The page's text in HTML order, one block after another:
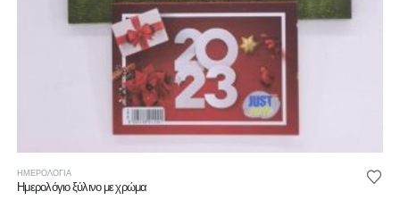
ΗΜΕΡΟΛΟΓΙΑ
Ημερολόγιο ξύλινο με χρώμα